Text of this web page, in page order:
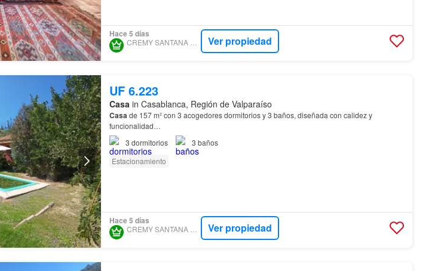
Hace 5 días
Ver propiedad
UF 6.223
Casa in Casablanca, Región de Valparaíso
Casade 157 m² con 3 acogedores dormitorios y 3 baños, diseñada con calidez y
funcionalidad…
3 dormitorios 3 baños
Estacionamiento
Hace 5 días
Ver propiedad